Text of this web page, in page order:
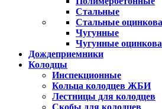
Стальные
Стальные
Чугунные
Чугунные
Дождеприемники
Колодцы
Инспекционные
Кольца колодцев ЖБИ
Лестницы для колодцев
Скобы для колодцев